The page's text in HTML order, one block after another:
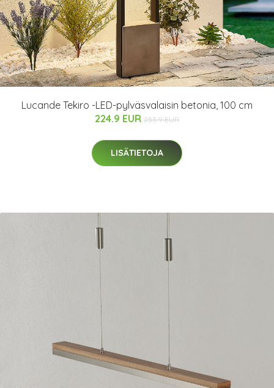
Lucande Tekiro -LED-pylväsvalaisin betonia, 100 cm
224.9 EUR 253.9 EUR
LISÄTIETOJA